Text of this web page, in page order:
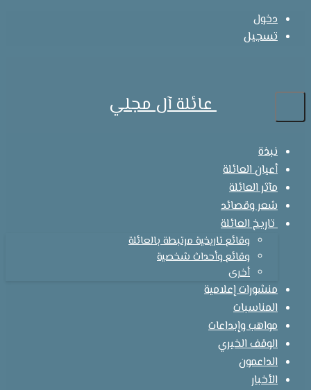
دخول
تسجيل
عائلة آل مجلي
نبذة
أعيان العائلة
مآثر العائلة
شعر وقصائد
تاريخ العائلة
وقائع تاريخية مرتبطة بالعائلة
وقائع وأحداث شخصية
أخرى
منشورات إعلامية
المناسبات
مواهب وإبداعات
الوقف الخيري
الداعمون
الأخبار